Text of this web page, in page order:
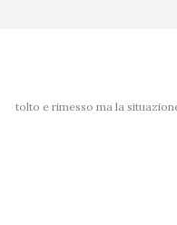
tolto e rimesso ma la